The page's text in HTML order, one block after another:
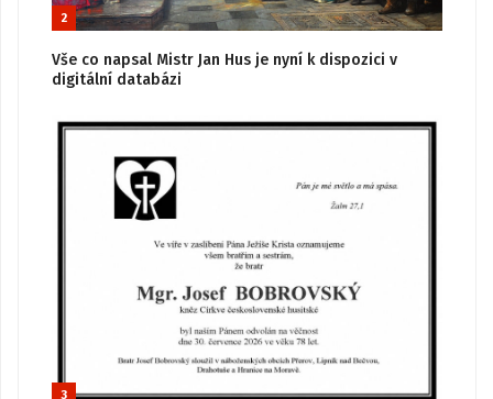
2
Vše co napsal Mistr Jan Hus je nyní k dispozici v
digitální databázi
3